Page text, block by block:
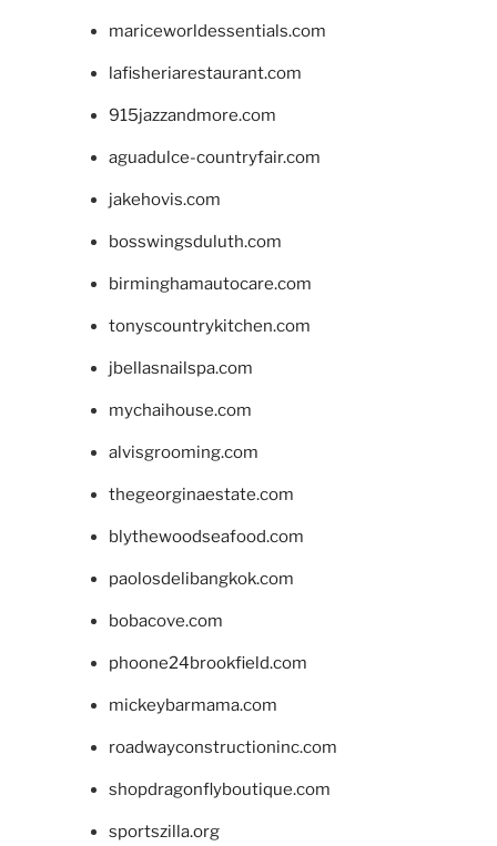
mariceworldessentials.com
lafisheriarestaurant.com
915jazzandmore.com
aguadulce-countryfair.com
jakehovis.com
bosswingsduluth.com
birminghamautocare.com
tonyscountrykitchen.com
jbellasnailspa.com
mychaihouse.com
alvisgrooming.com
thegeorginaestate.com
blythewoodseafood.com
paolosdelibangkok.com
bobacove.com
phoone24brookfield.com
mickeybarmama.com
roadwayconstructioninc.com
shopdragonflyboutique.com
sportszilla.org